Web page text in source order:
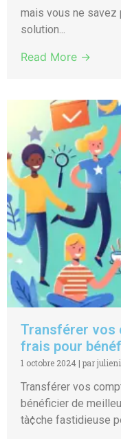
mais vous ne savez
solution...
Read More →
Transférer vos
frais pour
1 octobre 2024 | par
Transférer vos
bénéficier de
tà¢che fastidieuse